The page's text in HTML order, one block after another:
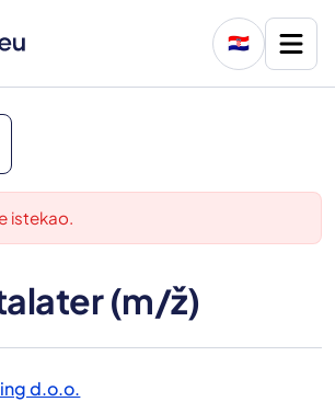
🇭🇷
istekao.
(m/ž)
d.o.o.